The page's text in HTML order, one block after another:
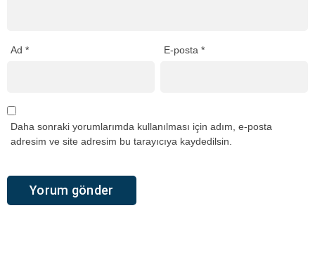
Ad * E-posta*
Daha sonraki yorumlarımda kullanılması için adım, e-posta
adresim ve site adresim bu tarayıcıya kaydedilsin.